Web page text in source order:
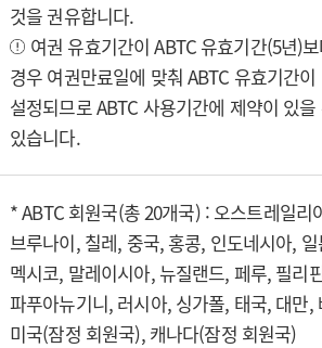
것을 권유합니다.
여권 유효기간이 ABTC 유효기간(5년)
경우 여권만료일에 맞춰 ABTC 유효기간이
설정되므로 ABTC 사용기간에 제약이 있을
있습니다.
* ABTC 회원국(총 20개국) : 오스트레일리
브루나이, 칠레, 중국, 홍콩, 인도네시아,
멕시코, 말레이시아, 뉴질랜드, 페루, 필리
파푸아뉴기니, 러시아, 싱가폴, 태국, 대만,
미국(잠정 회원국), 캐나다(잠정 회원국)